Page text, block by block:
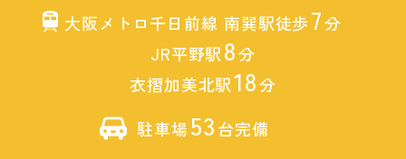
大阪メトロ千日前線 南巽駅徒歩7分
JR平野駅8分
衣摺加美北駅18分
駐車場53台完備